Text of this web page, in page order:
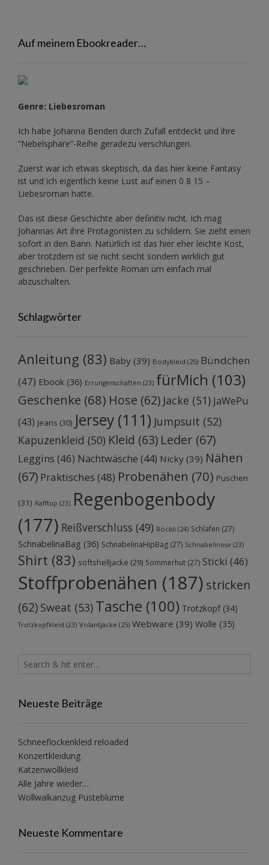
Auf meinem Ebookreader…
Genre: Liebesroman
Ich habe Johanna Benden durch Zufall entdeckt und ihre
“Nebelsphäre”-Reihe geradezu verschlungen.
Zuerst war ich etwas skeptisch, da das hier keine Fantasy
ist und ich eigentlich keine Lust auf einen 0 8 15 –
Liebesroman hatte.
Das ist diese Geschichte aber definitiv nicht. Ich mag
Johannas Art ihre Protagonisten zu schildern. Sie zieht einen
sofort in den Bann. Natürlich ist das hier eher leichte Kost,
aber trotzdem ist sie nicht seicht sondern wirklich gut
geschrieben. Der perfekte Roman um einfach mal
abzuschalten.
Schlagwörter
Anleitung (83) Baby (39) Bodykleid (25) Bündchen
(47) Ebook (36) Errungenschaften (23) fürMich (103)
Geschenke (68) Hose (62) Jacke (51) JaWePu
(43) Jeans (30) Jersey (111) Jumpsuit (52)
Kapuzenkleid (50) Kleid (63) Leder (67)
Leggins (46) Nachtwäsche (44) Nicky (39) Nähen
(67) Praktisches (48) Probenähen (70) Puschen
(31) Rafftop (23) Regenbogenbody
(177) Reißverschluss (49) Röckli (24) Schlafen (27)
SchnabelinaBag (36) SchnabelinaHipBag (27) Schnabelinose (23)
Shirt (83) softshelljacke (29) Sommerhut (27) Sticki (46)
Stoffprobenähen (187) stricken
(62) Sweat (53) Tasche (100) Trotzkopf(34)
Trotzkopfkleid (23) Volantjacke (25) Webware (39) Wolle (35)
Neueste Beiträge
Schneeflockenkleid reloaded
Konzertkleidung
Katzenwollkleid
Alle Jahre wieder…
Wollwalkanzug Pusteblume
Neueste Kommentare